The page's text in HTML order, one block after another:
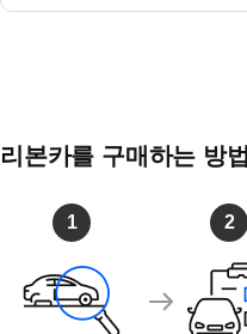
리본카를 구매하는 방법
1 2